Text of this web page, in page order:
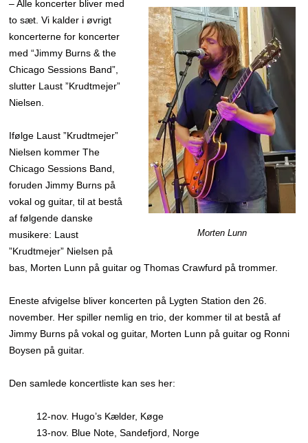
Morten Lunn
– Alle koncerter bliver med
to sæt. Vi kalder i øvrigt
koncerterne for koncerter
med “Jimmy Burns & the
Chicago Sessions Band”,
slutter Laust ”Krudtmejer”
Nielsen.
Ifølge Laust ”Krudtmejer”
Nielsen kommer The
Chicago Sessions Band,
foruden Jimmy Burns på
vokal og guitar, til at bestå
af følgende danske
musikere: Laust
”Krudtmejer” Nielsen på
bas, Morten Lunn på guitar og Thomas Crawfurd på trommer.
Eneste afvigelse bliver koncerten på Lygten Station den 26.
november. Her spiller nemlig en trio, der kommer til at bestå af
Jimmy Burns på vokal og guitar, Morten Lunn på guitar og Ronni
Boysen på guitar.
Den samlede koncertliste kan ses her:
12-nov. Hugo’s Kælder, Køge
13-nov. Blue Note, Sandefjord, Norge